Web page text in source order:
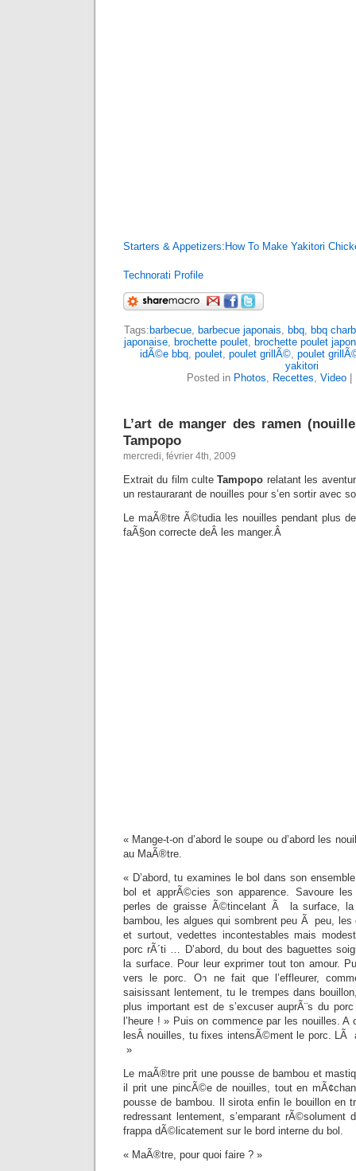
Starters & Appetizers: How To Make Yakitori
Technorati Profile
Tags: barbecue, barbecue japonais, bbq, bbq
japonaise, brochette poulet, brochette poulet
idÃ©e bbq, poulet, poulet grillÃ©, poulet
yakitori
Posted in Photos, Recettes, Video
L’art de manger des ramen
Tampopo
mercredi, février 4th, 2009
Extrait du film culteTampopo relatant les
un restaurarant de nouilles pour s’en sortir avec
Le maÃ®tre Ã©tudia les nouilles pendant plus
faÃ§on correcte deÂ les manger.Â
« Mange-t-on d’abord le soupe ou d’abord les
au MaÃ®tre.
« D’abord, tu examines le bol dans son
bol et apprÃ©cies son apparence. Savoure
perles de graisse Ã©tincelant Ã la surface, la
bambou, les algues qui sombrent peu Ã peu, les
et surtout, vedettes incontestables mais
porc rÃ´ti … D’abord, du bout des baguettes
la surface. Pour leur exprimer tout ton amour.
vers le porc. On ne fait que l’effleurer,
saisissant lentement, tu le trempes dans
plus important est de s’excuser auprÃ¨s du
l’heure ! » Puis on commence par les nouilles.
lesÂ nouilles, tu fixes intensÃ©ment le porc. LÃ
»
Le maÃ®tre prit une pousse de bambou et
il prit une pincÃ©e de nouilles, tout en
pousse de bambou. Il sirota enfin le bouillon en
redressant lentement, s’emparant rÃ©solument
frappa dÃ©licatement sur le bord interne du bol.
« MaÃ®tre, pour quoi faire ? »